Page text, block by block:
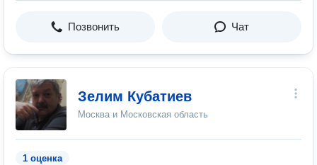
Позвонить Чат
Зелим Кубатиев
Москва и Московская область
1 оценка